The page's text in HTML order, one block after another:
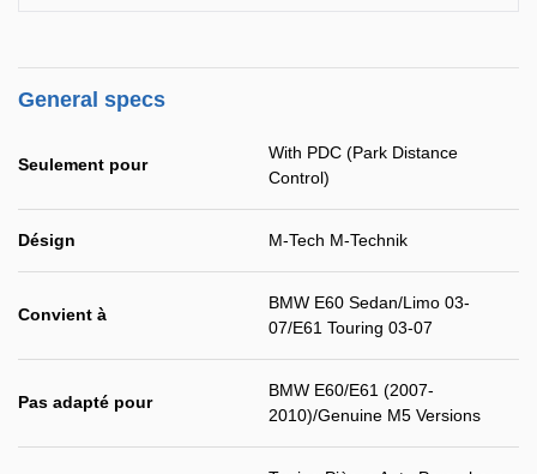
General specs
Seulement pour
With PDC (Park Distance
Control)
Désign M-Tech M-Technik
Convient à
BMW E60 Sedan/Limo 03-
07/E61 Touring 03-07
Pas adapté pour
BMW E60/E61 (2007-
2010)/Genuine M5 Versions